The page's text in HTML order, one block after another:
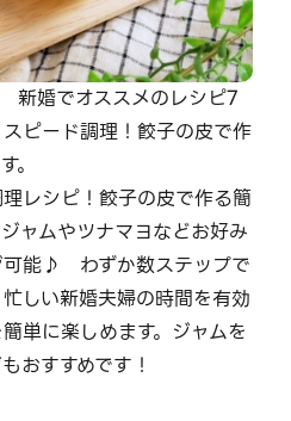
新婚でオススメのレシピ7
ピード調理！餃子の皮で作
。
レシピ！餃子の皮で作る簡
ャムやツナマヨなどお好み
可能♪ わずか数ステップで
しい新婚夫婦の時間を有効
単に楽しめます。ジャムを
おすすめです！